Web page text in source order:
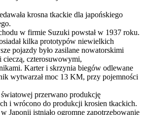
krosna tkackie dla japońskiego
w firmie Suzuki powstał w 1937 roku.
kilka prototypów niewielkich
pojazdy było zasilane nowatorskimi
cieczą, czterosuwowymi,
Karter i skrzynia biegów odlewane
wytwarzał moc 13 KM, przy pojemności
przerwano produkcję
i wrócono do produkcji krosien tkackich.
Japonii istniało ogromne zapotrzebowanie